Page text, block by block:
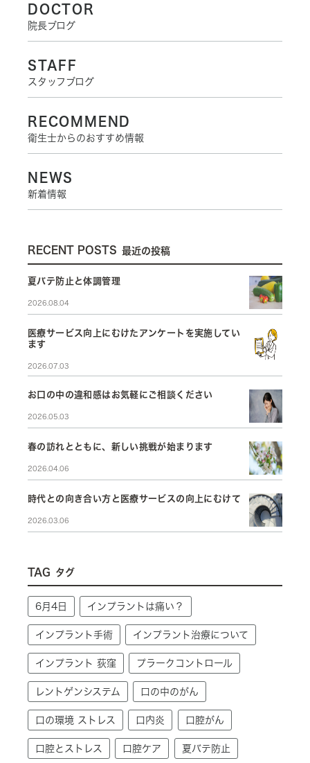
DOCTOR
院長ブログ
STAFF
スタッフブログ
RECOMMEND
衛生士からのおすすめ情報
NEWS
新着情報
RECENT POSTS 最近の投稿
夏バテ防止と体調管理
2026.08.04
医療サービス向上にむけたアンケートを実施してい
ます
2026.07.03
お口の中の違和感はお気軽にご相談ください
2026.05.03
春の訪れとともに、新しい挑戦が始まります
2026.04.06
時代との向き合い方と医療サービスの向上にむけて
2026.03.06
TAG タグ
6月4日 インプラントは痛い？
インプラント手術 インプラント治療について
インプラント 荻窪 プラークコントロール
レントゲンシステム 口の中のがん
口の環境 ストレス 口内炎 口腔がん
口腔とストレス 口腔ケア 夏バテ防止